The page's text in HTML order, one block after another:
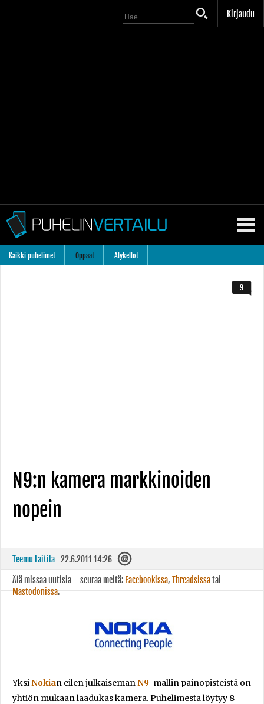
Kirjaudu
Kaikki puhelimet Oppaat Älykellot
N9:n kamera markkinoiden
nopein
9
Teemu Laitila 22.6.2011 14:26
Älä missaa uutisia – seuraa meitä: Facebookissa, Threadsissatai
Mastodonissa.
YksiNokian eilen julkaisemanN9-mallin painopisteistä on
yhtiön mukaan laadukas kamera. Puhelimesta löytyy 8